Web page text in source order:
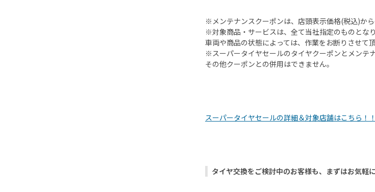
※メンテナンスクーポンは、店頭表示価格(税込)か
※対象商品・サービスは、全て当社指定のものとなり
車両や商品の状態によっては、作業をお断りさせて
※スーパータイヤセールのタイヤクーポンとメンテ
その他クーポンとの併用はできません。
スーパータイヤセールの詳細＆対象店舗はこちら！！
タイヤ交換をご検討中のお客様も、まずはお気軽